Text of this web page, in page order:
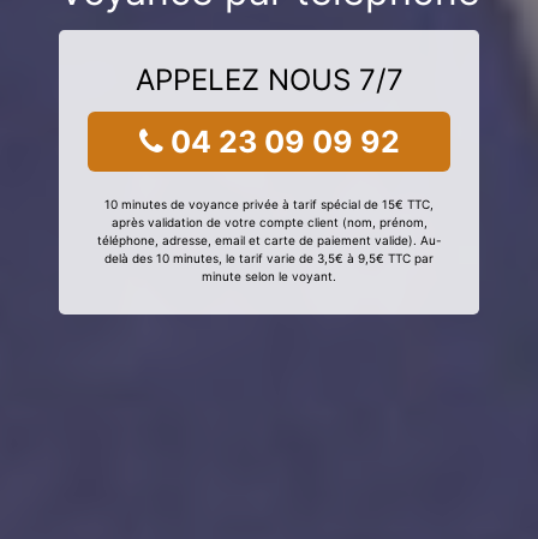
APPELEZ NOUS 7/7
04 23 09 09 92
10 minutes de voyance privée à tarif spécial de 15€ TTC,
après validation de votre compte client (nom, prénom,
téléphone, adresse, email et carte de paiement valide). Au-
delà des 10 minutes, le tarif varie de 3,5€ à 9,5€ TTC par
minute selon le voyant.